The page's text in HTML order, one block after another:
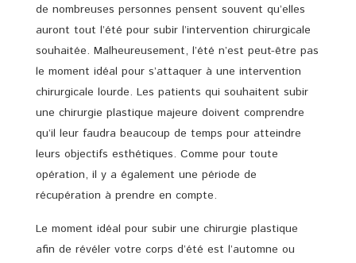
de nombreuses personnes pensent souvent qu’elles
auront tout l’été pour subir l’intervention chirurgicale
souhaitée. Malheureusement, l’été n’est peut-être pas
le moment idéal pour s’attaquer à une intervention
chirurgicale lourde. Les patients qui souhaitent subir
une chirurgie plastique majeure doivent comprendre
qu’il leur faudra beaucoup de temps pour atteindre
leurs objectifs esthétiques. Comme pour toute
opération, il y a également une période de
récupération à prendre en compte.
Le moment idéal pour subir une chirurgie plastique
afin de révéler votre corps d’été est l’automne ou